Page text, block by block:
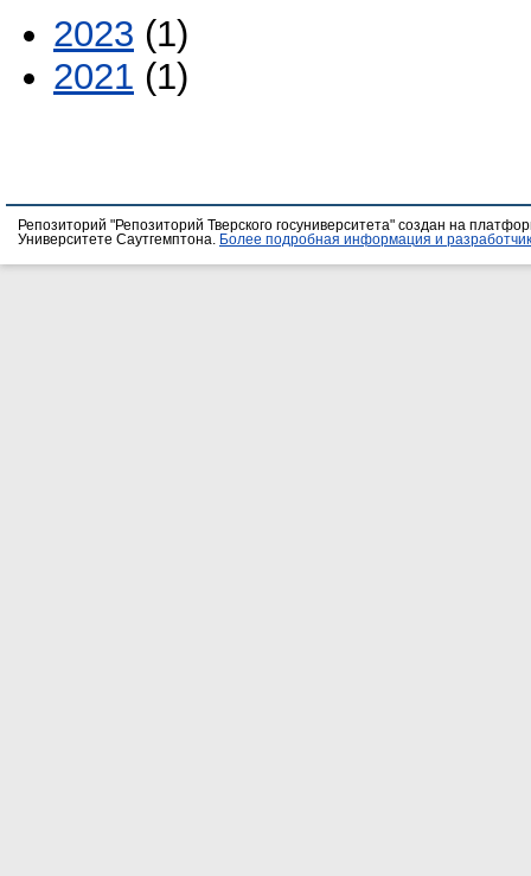
2023 (1)
2021 (1)
Репозиторий "Репозиторий Тверского госуниверситета" создан на
Университете Саутгемптона.
Более подробная информация и